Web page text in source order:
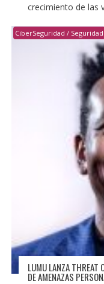
crecimiento de las
CiberSeguridad / Seguridad
LUMU LANZA THREAT
DE AMENAZAS